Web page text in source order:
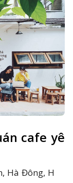
cafe yê
Hà Đông, H